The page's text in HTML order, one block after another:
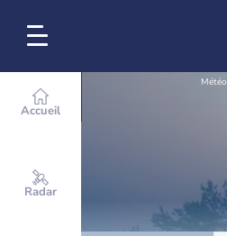
Accueil
Radar
Météo